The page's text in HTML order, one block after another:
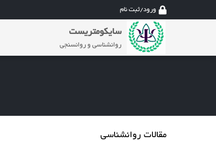
ورود/ثبت نام
سایکومتریست
روانشناسی و روانسنجی
مقالات روانشناسی